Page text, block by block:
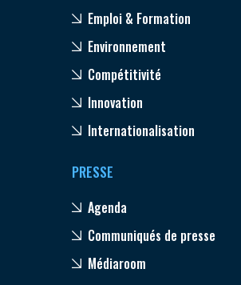
Emploi & Formation
Environnement
Compétitivité
Innovation
Internationalisation
PRESSE
Agenda
Communiqués de presse
Médiaroom